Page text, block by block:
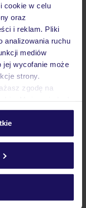
cookie w celu
oraz
i reklam. Pliki
analizowania ruchu
mediów
jej wycofanie może
strony.
zgodę na
w zakładkę
znajdziesz